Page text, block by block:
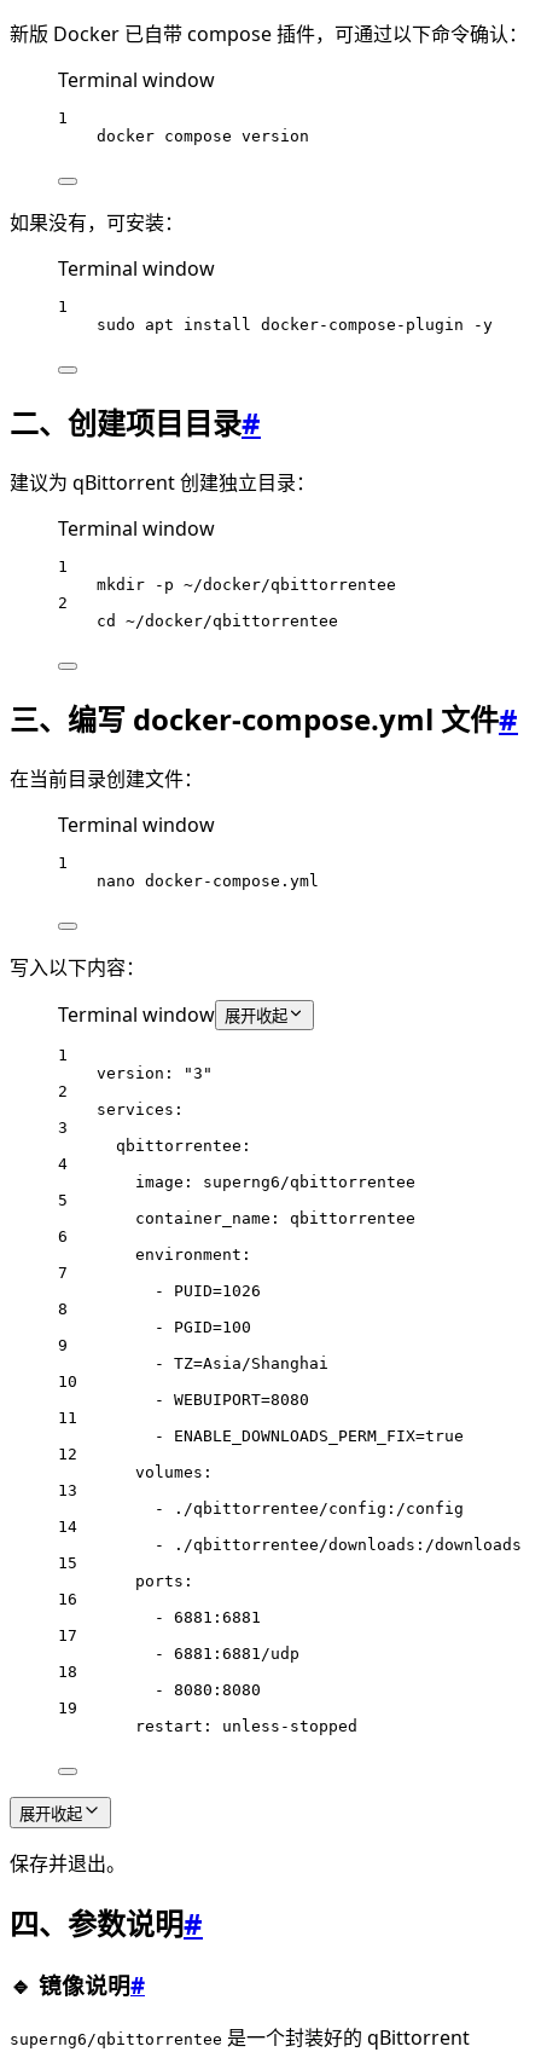
新版 Docker 已自带 compose 插件，可通过以下命令确认：
Terminal window
1
docker compose version
如果没有，可安装：
Terminal window
1
sudo
apt install docker-compose-plugin -y
二、创建项目目录#
建议为 qBittorrent 创建独立目录：
Terminal window
1
mkdir
-p ~/docker/qbittorrentee
2
cd
~/docker/qbittorrentee
三、编写 docker-compose.yml 文件#
在当前目录创建文件：
Terminal window
1
nano docker-compose.yml
写入以下内容：
Terminal window 展开收起
1
version:
"3"
2
services:
3
qbittorrentee:
4
image:
superng6/qbittorrentee
5
container_name:
qbittorrentee
6
environment:
7
-
PUID=1026
8
-
PGID=100
9
-
TZ=Asia/Shanghai
10
-
WEBUIPORT=8080
11
-
ENABLE_DOWNLOADS_PERM_FIX=true
12
volumes:
13
-
./qbittorrentee/config:/config
14
-
./qbittorrentee/downloads:/downloads
15
ports:
16
-
6881:6881
17
-
6881:6881/udp
18
-
8080:8080
19
restart:
unless-stopped
展开收起
保存并退出。
四、参数说明#
🔹 镜像说明#
superng6/qbittorrentee 是一个封装好的 qBittorrent